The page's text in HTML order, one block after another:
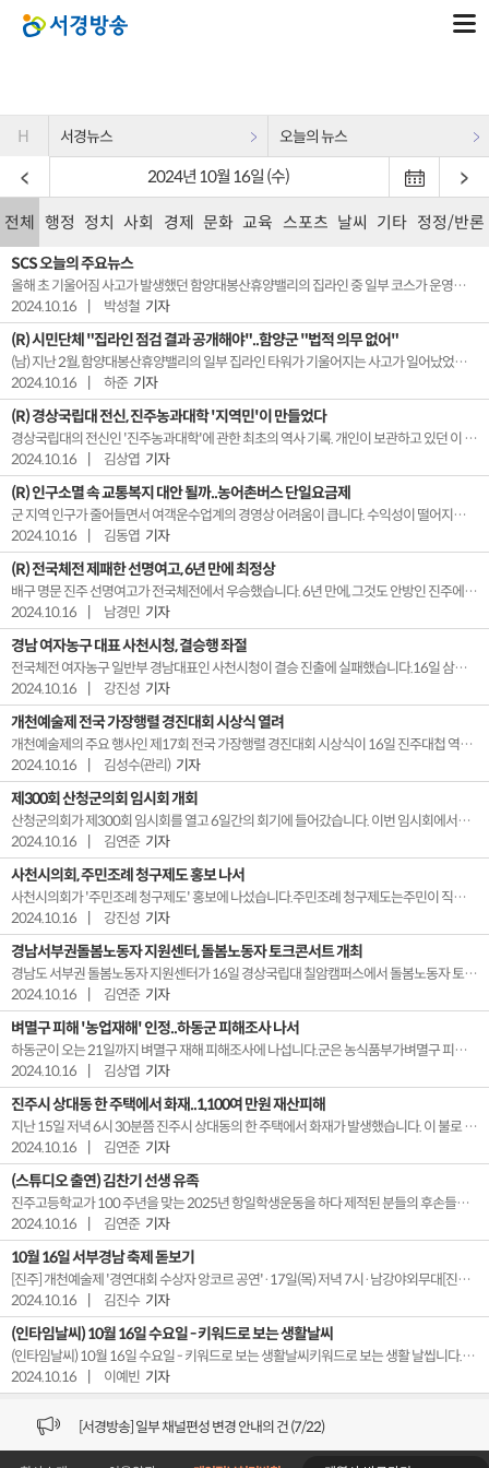
H 서경뉴스 오늘의 뉴스
2024년 10월 16일 (수)
전체 행정 정치 사회 경제 문화 교육 스포츠 날씨 기타 정정/반론
SCS 오늘의 주요뉴스
올해 초 기울어짐 사고가 발생했던 함양대봉산휴양밸리의 집라인 중 일부 코스가 운영을 재개했습니다. 함양군은 안전성이 확보된 코스에 한해 재개했다는 설명인데, 일부 시민단체들은 운영 재개에 앞서 안전점검 결과를 공표했어야한다며 반발하고 있습니다.경상국립대의 전신인 '진주농과대학'에 관한 최초의 역사 기록이 공개됐습니다. 국가 주도가 아니라 지역 독지가와 ...
2024.10.16
박성철 기자
(R) 시민단체 "집라인 점검 결과 공개해야"..함양군 "법적 의무 없어"
(남) 지난 2월, 함양대봉산휴양밸리의 일부 집라인 타워가 기울어지는 사고가 일어났었죠. 현재는 이상이 없다고 확인된 시설에 한해 운영 중인데요. (여) 지역 시민단체를 중심으로는 함양군이 안전점검 결과를 감춘 채 운영 재개에만 급급한 행태를 보이고 있다며 비판의 목소리가 나오고 있습니다. 보도에 하준 기잡니다.【 기자 】함...
2024.10.16
하준 기자
(R) 경상국립대 전신, 진주농과대학 '지역민'이 만들었다
경상국립대의 전신인 '진주농과대학'에 관한 최초의 역사 기록. 개인이 보관하고 있던 이 기록물을 학교가 기증받으면서 일반에 처음으로 공개됐습니다. 국가 주도가 아니라 지역 독지가와 지역민의 노력으로 대학이 설립됐다는 점이 확인됐는데요. 옛 경상대와 경남과기대가 한 뿌리에서 출발했다는 점도 담겨있습니다. 김상엽 기잡니다.【 기자 】색이 바래고 구겨져세월의...
2024.10.16
김상엽 기자
(R) 인구소멸 속 교통복지 대안 될까..농어촌버스 단일요금제
군 지역 인구가 줄어들면서 여객운수업계의 경영상 어려움이 큽니다. 수익성이 떨어지다보니 노선 축소는 물론이고 인수합병으로 경영상 어려움을 타개하려는 움직임도 적지 않은데요. 교통 편이성은 높이고 업체 경영지원을 위한 농어촌버스 단일요금제가 지역사회에서 점차 자리를 잡아가고 있습니다. 김동엽기자의 보돕니다. 【 기자 】매표소 앞 삼삼오오 모여있는...
2024.10.16
김동엽 기자
(R) 전국체전 제패한 선명여고, 6년 만에 최정상
배구 명문 진주 선명여고가 전국체전에서 우승했습니다. 6년 만에, 그것도 안방인 진주에서 따낸 승리라 더욱 달콤했는데요. 남경민 기자의 보돕니다. 【 기자 】몸을 날려 공을 막는 선수들.곧바로 공격으로 전환해상대 코트에 강력한 스파이크 한방을 꽂아득점을 성공시킵니다. 전국체전 여자배구 18세이하부 결승 무대에 선진주 선명여고 선수들입니다.선명여고는 전국...
2024.10.16
남경민 기자
경남 여자농구 대표 사천시청, 결승행 좌절
전국체전 여자농구 일반부 경남대표인 사천시청이 결승 진출에 실패했습니다.16일 삼천포실내체육관에서 열린여자농구 준결승에서사천시청은 서울 대표인 서대문구청에39대 57로 패했습니다.3쿼터까지 끌려가던 사천시청은4쿼터 들어 다득점에 성공했지만승부를 뒤집지 못했습니다.앞서 사천시청은1회전에서 전남을 가볍게 꺾고 4강에 진출했습니다.한편, 삼천포여고는여자농구 ...
2024.10.16
강진성 기자
개천예술제 전국 가장행렬 경진대회 시상식 열려
개천예술제의 주요 행사인 제17회 전국 가장행렬 경진대회 시상식이 16일 진주대첩 역사공원 호국마루에서 열렸습니다. 올해 대회에는 공모를 통해 31개 팀 1,600여 명이 참가했으며, 이 중 '트리풀 사회적협동조합'이 대상을 수상해 상금 500만 원을 받았습니다. 진주시는 공정성과 객관성을 위해 73명의 시민심사단과 3명의 전문심사단 점수를 합산해 대상...
2024.10.16
김성수(관리) 기자
제300회 산청군의회 임시회 개회
산청군의회가 제300회 임시회를 열고 6일간의 회기에 들어갔습니다. 이번 임시회에서는 산청군의회 회의규칙 일부개정규칙안 등 의원 발의 안건 2건과 산청군 초등학생 입학축하금지원 조례안 등 10건에대한 심의·의결이 이뤄질 예정입니다.한편 16일 제1차 본회의에서는 지리산의 날 제정, 야간관광 활성화를 주제로 최호림 의원과 조균환 의원의 5분 발언이 각각...
2024.10.16
김연준 기자
사천시의회, 주민조례 청구제도 홍보 나서
사천시의회가 '주민조례 청구제도' 홍보에 나섰습니다.주민조례 청구제도는주민이 직접 지역에 필요한 조례를 발안하는 제도로,일정 수 이상의 주민 동의를 받아시의회에 청구하면시의회는 심의를 거쳐 의결하게 됩니다.사천시의회는 지난 2022년 1월주민조례 발안 조례가 시행됐지만아직까지 청구 사례는 없었다고 밝혔습니다.
2024.10.16
강진성 기자
경남서부권돌봄노동자 지원센터, 돌봄노동자 토크콘서트 개최
경남도 서부권 돌봄노동자 지원센터가 16일 경상국립대 칠암캠퍼스에서 돌봄노동자 토크 콘서트를 개최했습니다. '돌봄의 미래, 지역사회통합돌봄과 돌봄의 노동자'를주제로 진행된 이번 행사에서는돌봄 주제 책 낭독과 주제 발표, 패널과의 대화가 진행됐습니다. 패널과의 대화에는염동문 창신대학교 사회복지학과 교수가 좌장을 맡았고 김용익 돌봄과 미래 이사장 등 5명이...
2024.10.16
김연준 기자
벼멸구 피해 '농업재해' 인정..하동군 피해조사 나서
하동군이 오는 21일까지 벼멸구 재해 피해조사에 나섭니다.군은 농식품부가벼멸구 피해를농업재해로 인정함에 따라복구비 지원을 위해피해조사에 나선다고밝혔습니다.피해 농가는농지 소재 읍면사무소로신고해야 하며,아직 피해 벼를수확하지 않은 농가는신고와 피해조사를완료한 이후수확해야 합니다.
2024.10.16
김상엽 기자
진주시 상대동 한 주택에서 화재..1,100여 만원 재산피해
지난 15일 저녁 6시 30분쯤 진주시 상대동의 한 주택에서 화재가 발생했습니다. 이 불로 인명피해는 없었지만, 4층 주방과 가재도구가 소실되는 등소방추산 1천 100여 만원의 재산 피해가 발생했습니다. 화재는 출동한 소방에 의해 발생 20분만에 모두 진화됐습니다. 소방은 음식물 조리 중부주의로 열이 발생한 것으로 보고 정확한 화재 원인을 조사 중입니다.
2024.10.16
김연준 기자
(스튜디오 출연) 김찬기 선생 유족
진주고등학교가 100 주년을 맞는 2025년 항일학생운동을 하다 제적된 분들의 후손들에 대해 명예 졸업장을 수여하는 행사가 열릴 예정입니다. 이번 시간엔 당시 항일학생운동을 한 인물들 가운데 김찬기 선생의 유족 아들 김위 선생 딸 김주 여사 이렇게 두 분을 모시고 얘기 나눠보겠습니다 안녕하십니까.================================...
2024.10.16
김연준 기자
10월 16일 서부경남 축제 돋보기
[진주] 개천예술제 '경연대회 수상자 앙코르 공연'·17일(목) 저녁 7시·남강야외무대[진주] 개천예술제 축하공연 '다이브 페스티벌'·17일(목) 저녁 7시 30분·임진대첩계사순의단 특설무대[진주] 진주남강유등축제 '남가람 어울마당'·17일(목) 저녁 7시 30분·망경동 및 진주성 특설무대[산청] 한빛오케스트라와 함께하는 희망음악회·17일(...
2024.10.16
김진수 기자
(인타임날씨) 10월 16일 수요일 - 키워드로 보는 생활날씨
(인타임날씨) 10월 16일 수요일 - 키워드로 보는 생활날씨키워드로 보는 생활 날씹니다.목요일에도 외출하셔서 선선한 가을 날씨 즐기기 좋겠는데요. 수면 시간대에는 공기가 한결 쾌적하고 맑아서 대체로 편안하게 잠자리에 드실 수 있겠습니다.이어서 자세한 지역별 날씨 살펴보겠습니다.서부경남 지역 대체로 맑은 가운데, 남해 하동은 오후에 흐린 하늘 보이겠는...
2024.10.16
이예빈 기자
[VOD공지] 청춘초이스 이용금액 변경 안내
[서경방송] 일부 채널편성 변경 안내의 건 (7/22)